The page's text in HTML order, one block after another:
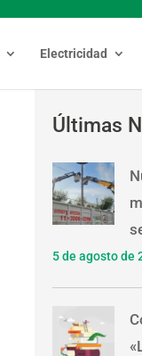
Electricidad
Últimas
5 de agosto de